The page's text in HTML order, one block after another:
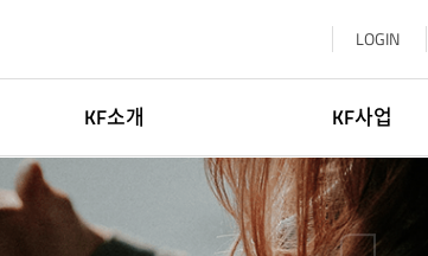
LOGIN
KF소개
이사장소개
KF사업
한국학
글로벌네트워킹